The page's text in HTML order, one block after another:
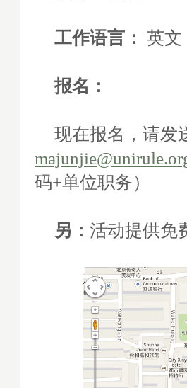
工作语言： 英文
报名：
现在报名，请发
码+单位职务）
另：活动提供免